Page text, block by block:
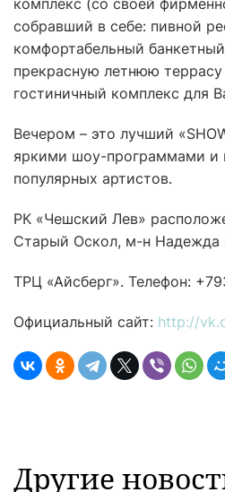
комплекс (со своей
собравший в себе: пивной
комфортабельный
прекрасную летнюю
гостиничный комплекс для
Вечером – это лучший
яркими шоу-программами и
популярных артистов.
РК «Чешский Лев»
Старый Оскол, м-н Надежда
ТРЦ «Айсберг». Телефон:
Официальный сайт: http://
Другие